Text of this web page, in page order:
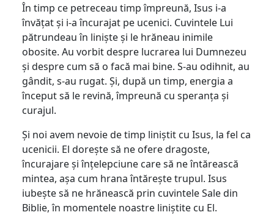
În timp ce petreceau timp împreună, Isus i-a
învățat și i-a încurajat pe ucenici. Cuvintele Lui
pătrundeau în liniște și le hrăneau inimile
obosite. Au vorbit despre lucrarea lui Dumnezeu
și despre cum să o facă mai bine. S-au odihnit, au
gândit, s-au rugat. Și, după un timp, energia a
început să le revină, împreună cu speranța și
curajul.
Și noi avem nevoie de timp liniștit cu Isus, la fel ca
ucenicii. El dorește să ne ofere dragoste,
încurajare și înțelepciune care să ne întărească
mintea, așa cum hrana întărește trupul. Isus
iubește să ne hrănească prin cuvintele Sale din
Biblie, în momentele noastre liniștite cu El.